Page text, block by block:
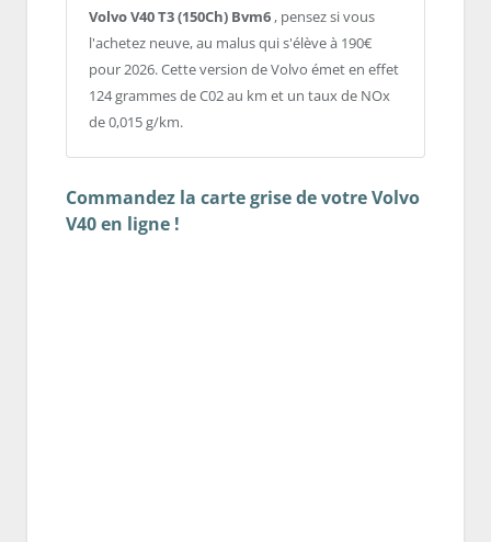
Volvo V40 T3 (150Ch) Bvm6 , pensez si vous
l'achetez neuve, au malus qui s'élève à 190€
pour 2026. Cette version de Volvo émet en effet
124 grammes de C02 au km et un taux de NOx
de 0,015 g/km.
Commandez la carte grise de votre Volvo
V40 en ligne !